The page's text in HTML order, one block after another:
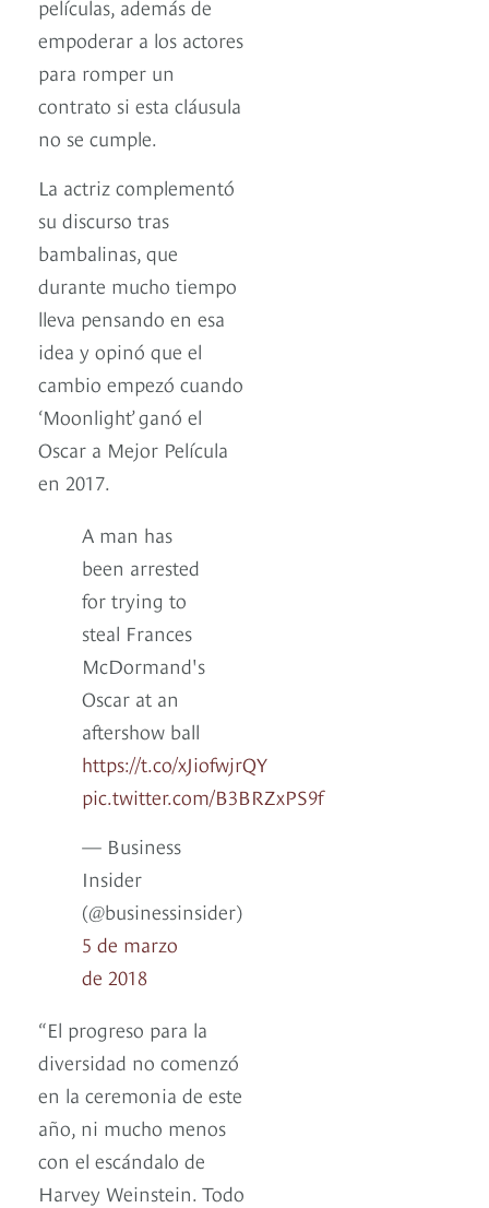
películas, además de
empoderar a los actores
para romper un
contrato si esta cláusula
no se cumple.
La actriz complementó
su discurso tras
bambalinas, que
durante mucho tiempo
lleva pensando en esa
idea y opinó que el
cambio empezó cuando
‘Moonlight’ ganó el
Oscar a Mejor Película
en 2017.
A man has
been arrested
for trying to
steal Frances
McDormand's
Oscar at an
aftershow ball
https://t.co/xJiofwjrQY
pic.twitter.com/B3BRZxPS9f
— Business
Insider
(@businessinsider)
5 de marzo
de 2018
“El progreso para la
diversidad no comenzó
en la ceremonia de este
año, ni mucho menos
con el escándalo de
Harvey Weinstein. Todo